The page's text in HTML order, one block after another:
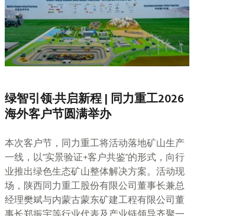
绿智引领·共启新程 | 同力重工2026
海外客户节圆满举办
本次客户节，同力重工将活动落地矿山生产
一线，以“实景验证+客户共鉴”的形式，向行
业推出绿色生态矿山整体解决方案。活动现
场，陕西同力重工股份有限公司董事长兼总
经理樊斌与内蒙古蒙东矿建工程有限公司董
事长郑振宇等行业代表及产业链领导齐聚一